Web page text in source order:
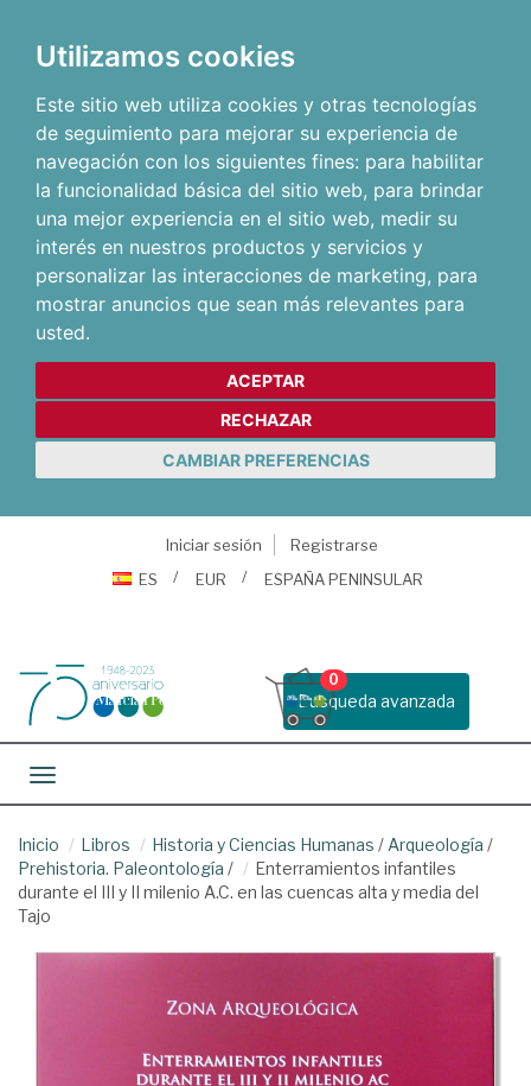
Utilizamos cookies
Este sitio web utiliza cookies y otras tecnologías
de seguimiento para mejorar su experiencia de
navegación con los siguientes fines: para habilitar
la funcionalidad básica del sitio web, para brindar
una mejor experiencia en el sitio web, medir su
interés en nuestros productos y servicios y
personalizar las interacciones de marketing, para
mostrar anuncios que sean más relevantes para
usted.
ACEPTAR
RECHAZAR
CAMBIAR PREFERENCIAS
Iniciar sesión
Registrarse
ES
EUR ESPAÑA PENINSULAR
Busqueda avanzada
0
Toggle navigation
Inicio Libros Historia y Ciencias Humanas / Arqueología /
Prehistoria. Paleontología /
Enterramientos infantiles
durante el III y II milenio A.C. en las cuencas alta y media del
Tajo